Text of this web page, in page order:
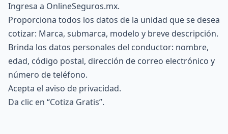
Ingresa a OnlineSeguros.mx.
Proporciona todos los datos de la unidad que se desea
cotizar: Marca, submarca, modelo y breve descripción.
Brinda los datos personales del conductor: nombre,
edad, código postal, dirección de correo electrónico y
número de teléfono.
Acepta el aviso de privacidad.
Da clic en “Cotiza Gratis”.